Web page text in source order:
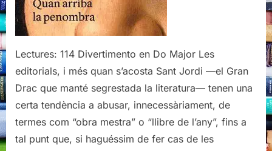
Cabré
Lectures: 114 Divertimento en Do Major Les
editorials, i més quan s’acosta Sant Jordi —el Gran
Drac que manté segrestada la literatura— tenen una
certa tendència a abusar, innecessàriament, de
termes com “obra mestra” o “llibre de l’any”, fins a
tal punt que, si haguéssim de fer cas de les